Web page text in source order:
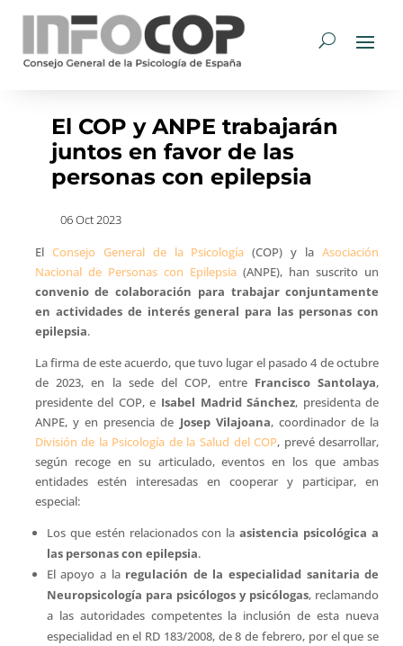
El COP y ANPE trabajarán
juntos en favor de las
personas con epilepsia
06 Oct 2023
El Consejo General de la Psicología (COP) y laAsociación
Nacional de Personas con Epilepsia (ANPE), han suscrito un
convenio de colaboración para trabajar conjuntamente
en actividades de interés general para las personas con
epilepsia.
La firma de este acuerdo, que tuvo lugar el pasado 4 de octubre
de 2023, en la sede del COP, entre Francisco Santolaya,
presidente del COP, e Isabel Madrid Sánchez, presidenta de
ANPE, y en presencia de Josep Vilajoana, coordinador de la
División de la Psicología de la Salud del COP, prevé desarrollar,
según recoge en su articulado, eventos en los que ambas
entidades estén interesadas en cooperar y participar, en
especial:
Los que estén relacionados con laasistencia psicológica a
las personas con epilepsia.
El apoyo a la regulación de la especialidad sanitaria de
Neuropsicología para psicólogos y psicólogas, reclamando
a las autoridades competentes la inclusión de esta nueva
especialidad en el RD 183/2008, de 8 de febrero, por el que se